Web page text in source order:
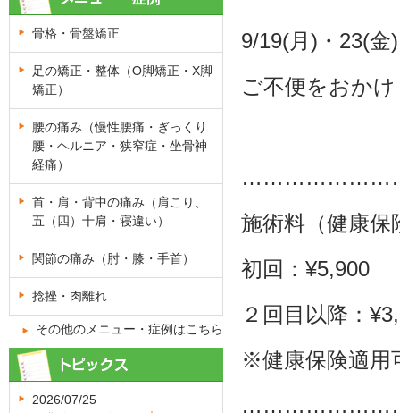
9/19(月)・23(金
ご不便をおか
施術料（健康保
初回： ¥5,900
２回目以降：
※健康保険適
骨格・骨盤矯正
足の矯正・整体（O脚矯正・X脚
矯正）
腰の痛み（慢性腰痛・ぎっくり
腰・ヘルニア・狭窄症・坐骨神
経痛）
首・肩・背中の痛み（肩こり、
五（四）十肩・寝違い）
関節の痛み（肘・膝・手首）
捻挫・肉離れ
その他のメニュー・症例はこちら
2026/07/25